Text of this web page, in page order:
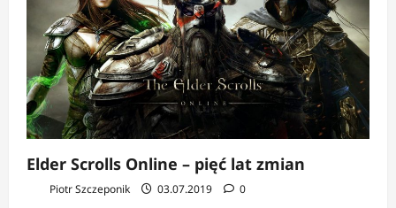
Elder Scrolls Online – pięć lat zmian
Piotr Szczeponik 03.07.2019 0